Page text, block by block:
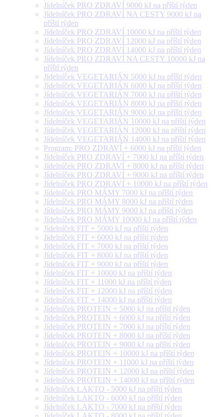
Jídelníček PRO ZDRAVÍ 9000 kJ na příští týden
Jídelníček PRO ZDRAVÍ NA CESTY 9000 kJ na
příští týden
Jídelníček PRO ZDRAVÍ 10000 kJ na příští týden
Jídelníček PRO ZDRAVÍ 12000 kJ na příští týden
Jídelníček PRO ZDRAVÍ 14000 kJ na příští týden
Jídelníček PRO ZDRAVÍ NA CESTY 10000 kJ na
příští týden
Jídelníček VEGETARIÁN 5000 kJ na příští týden
Jídelníček VEGETARIÁN 6000 kJ na příští týden
Jídelníček VEGETARIÁN 7000 kJ na příští týden
Jídelníček VEGETARIÁN 8000 kJ na příští týden
Jídelníček VEGETARIÁN 9000 kJ na příští týden
Jídelníček VEGETARIÁN 10000 kJ na příští týden
Jídelníček VEGETARIÁN 12000 kJ na příští týden
Jídelníček VEGETARIÁN 14000 kJ na příští týden
Program: PRO ZDRAVÍ + 6000 kJ na příští týden
Jídelníček PRO ZDRAVÍ + 7000 kJ na příští týden
Jídelníček PRO ZDRAVÍ + 8000 kJ na příští týden
Jídelníček PRO ZDRAVÍ + 9000 kJ na příští týden
Jídelníček PRO ZDRAVÍ + 10000 kJ na příští týden
Jídelníček PRO MÁMY 7000 kJ na příští týden
Jídelníček PRO MÁMY 8000 kJ na příští týden
Jídelníček PRO MÁMY 9000 kJ na příští týden
Jídelníček PRO MÁMY 10000 kJ na příští týden
Jídelníček FIT + 5000 kJ na příští týden
Jídelníček FIT + 6000 kJ na příští týden
Jídelníček FIT + 7000 kJ na příští týden
Jídelníček FIT + 8000 kJ na příští týden
Jídelníček FIT + 9000 kJ na příští týden
Jídelníček FIT + 10000 kJ na příští týden
Jídelníček FIT + 11000 kJ na příští týden
Jídelníček FIT + 12000 kJ na příští týden
Jídelníček FIT + 14000 kJ na příští týden
Jídelníček PROTEIN + 5000 kJ na příští týden
Jídelníček PROTEIN + 6000 kJ na příští týden
Jídelníček PROTEIN + 7000 kJ na příští týden
Jídelníček PROTEIN + 8000 kJ na příští týden
Jídelníček PROTEIN + 9000 kJ na příští týden
Jídelníček PROTEIN + 10000 kJ na příští týden
Jídelníček PROTEIN + 11000 kJ na příští týden
Jídelníček PROTEIN + 12000 kJ na příští týden
Jídelníček PROTEIN + 14000 kJ na příští týden
Jídelníček LAKTO - 5000 kJ na příští týden
Jídelníček LAKTO - 6000 kJ na příští týden
Jídelníček LAKTO - 7000 kJ na příští týden